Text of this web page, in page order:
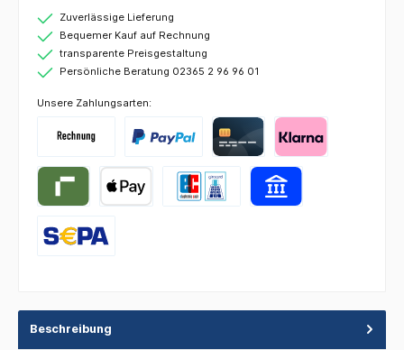
Zuverlässige Lieferung
Bequemer Kauf auf Rechnung
transparente Preisgestaltung
Persönliche Beratung 02365 2 96 96 01
Unsere Zahlungsarten:
Beschreibung